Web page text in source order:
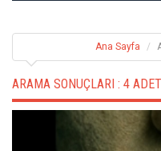
Ana Sayfa
ARAMA SONUÇLARI : 4